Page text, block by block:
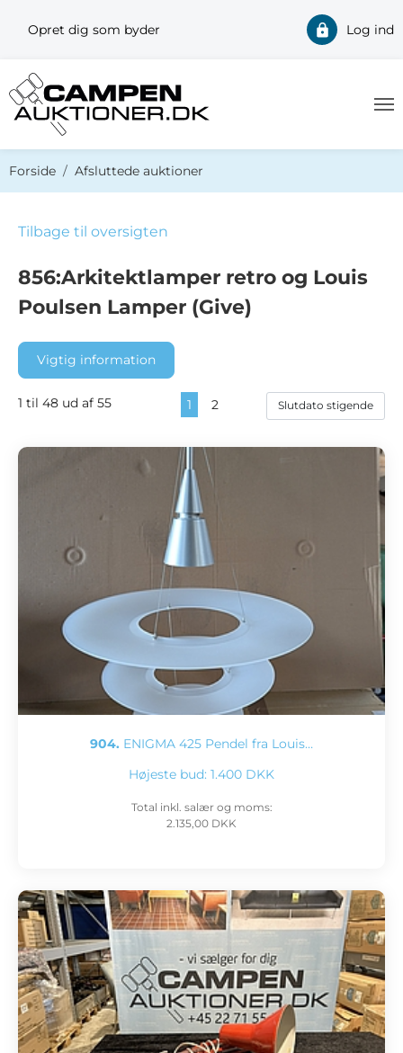
Opret dig som byder Log ind
Forside Afsluttede auktioner
Tilbage til oversigten
856:Arkitektlamper retro og Louis
Poulsen Lamper (Give)
Vigtig information
1 til 48 ud af 55 1 2
904. ENIGMA 425 Pendel fra Louis…
Højeste bud: 1.400 DKK
Total inkl. salær og moms:
2.135,00 DKK